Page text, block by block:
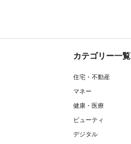
カテゴリー一覧
住宅・不動産
マネー
健康・医療
ビューティ
デジタル